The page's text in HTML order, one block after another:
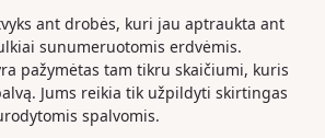
ant drobės, kuri jau aptraukta ant
sunumeruotomis erdvėmis.
pažymėtas tam tikru skaičiumi, kuris
Jums reikia tik užpildyti skirtingas
spalvomis.